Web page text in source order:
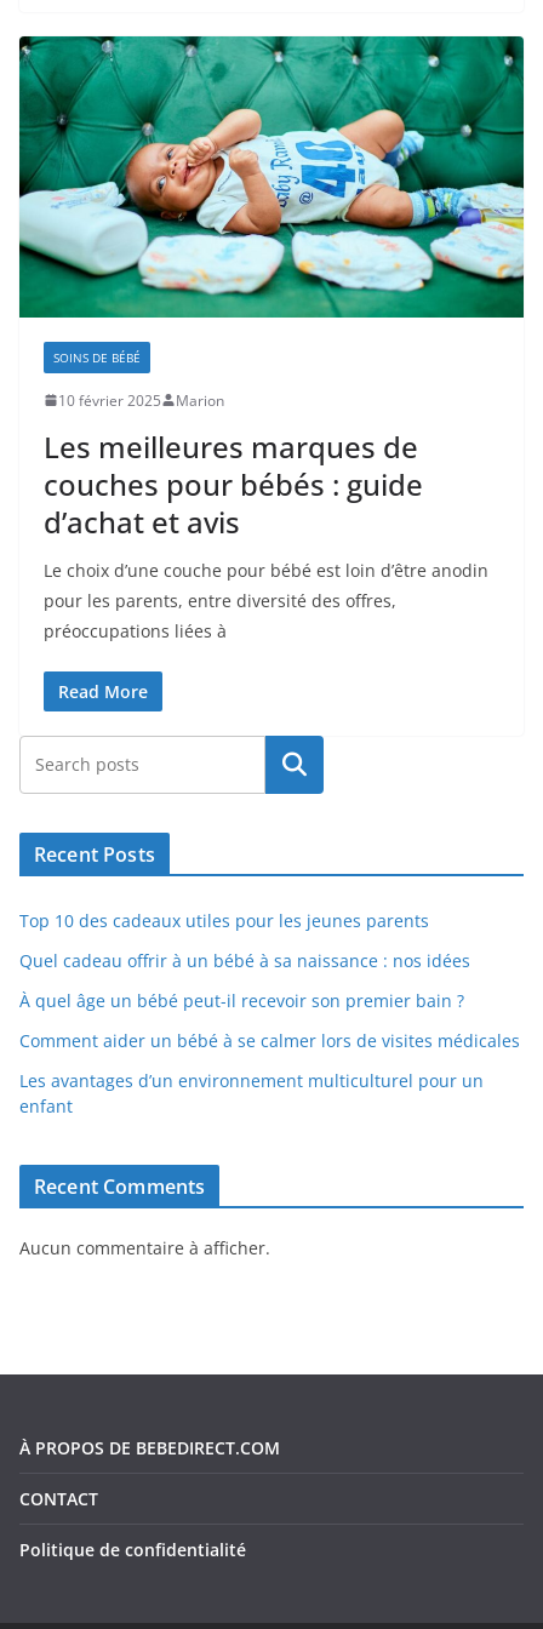
SOINS DE BÉBÉ
10 février 2025 Marion
Les meilleures marques de
couches pour bébés : guide
d’achat et avis
Le choix d’une couche pour bébé est loin d’être anodin
pour les parents, entre diversité des offres,
préoccupations liées à
Read More
Rechercher
Recent Posts
Top 10 des cadeaux utiles pour les jeunes parents
Quel cadeau offrir à un bébé à sa naissance : nos idées
À quel âge un bébé peut-il recevoir son premier bain ?
Comment aider un bébé à se calmer lors de visites médicales
Les avantages d’un environnement multiculturel pour un
enfant
Recent Comments
Aucun commentaire à afficher.
À PROPOS DE BEBEDIRECT.COM
CONTACT
Politique de confidentialité